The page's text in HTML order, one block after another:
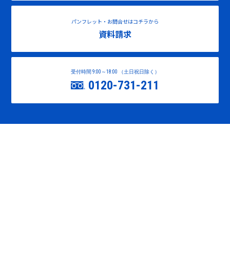
パンフレット・お問合せはコチラから
資料請求
受付時間 9:00～18:00 （土日祝日除く）
0120-731-211